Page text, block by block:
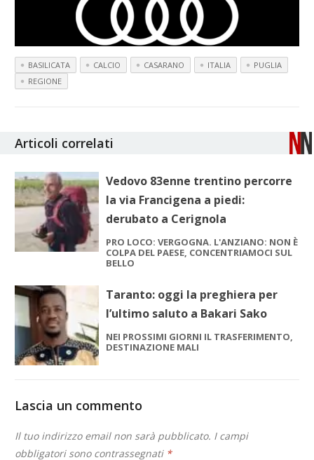
BASILICATA CALCIO CASARANO ITALIA
PUGLIA
REGIONE
Articoli correlati
Vedovo 83enne trentino percorre
la via Francigena a piedi:
derubato a Cerignola
PRO LOCO: VERGOGNA. L'ANZIANO: NON È
COLPA DEL PAESE, CONCENTRIAMOCI SUL
BELLO
Taranto: oggi la preghiera per
l’ultimo saluto a Bakari Sako
NEI PROSSIMI GIORNI IL TRASFERIMENTO,
DESTINAZIONE MALI
Lascia un commento
Il tuo indirizzo email non sarà pubblicato. I campi
obbligatori sono contrassegnati *